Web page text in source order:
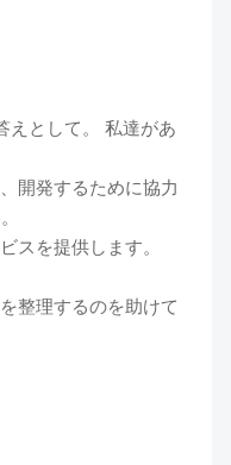
えとして。 私達があ
開発するために協力
スを提供します。
整理するのを助けて